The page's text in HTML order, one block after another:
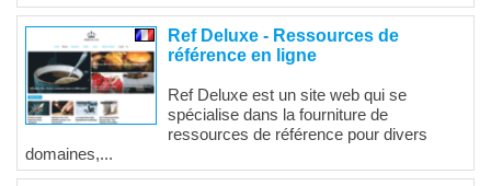
Ref Deluxe - Ressources de
référence en ligne
Ref Deluxe est un site web qui se
spécialise dans la fourniture de
ressources de référence pour divers
domaines,...